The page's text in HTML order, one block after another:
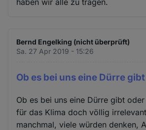
Bernd Engelking (nicht überprüft)
Sa. 27 Apr 2019 - 15:26
Ob es bei uns eine Dürre gibt
Ob es bei uns eine Dürre gibt
für das Klima doch völlig
manchmal, viele würden denken,